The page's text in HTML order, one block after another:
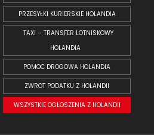
PRZESYŁKI KURIERSKIE HOLANDIA
TAXI – TRANSFER LOTNISKOWY
HOLANDIA
POMOC DROGOWA HOLANDIA
ZWROT PODATKU Z HOLANDII
WSZYSTKIE OGŁOSZENIA Z HOLANDII